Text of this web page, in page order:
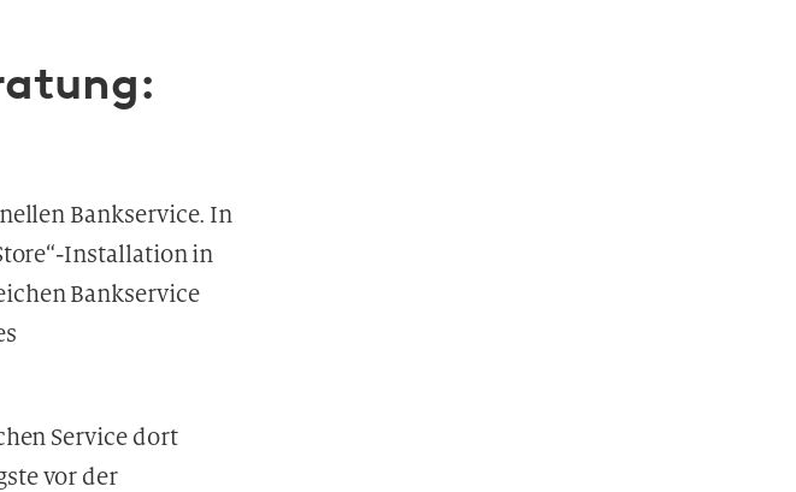
Bankservice. In
Installation in
Bankservice
Service dort
vor der